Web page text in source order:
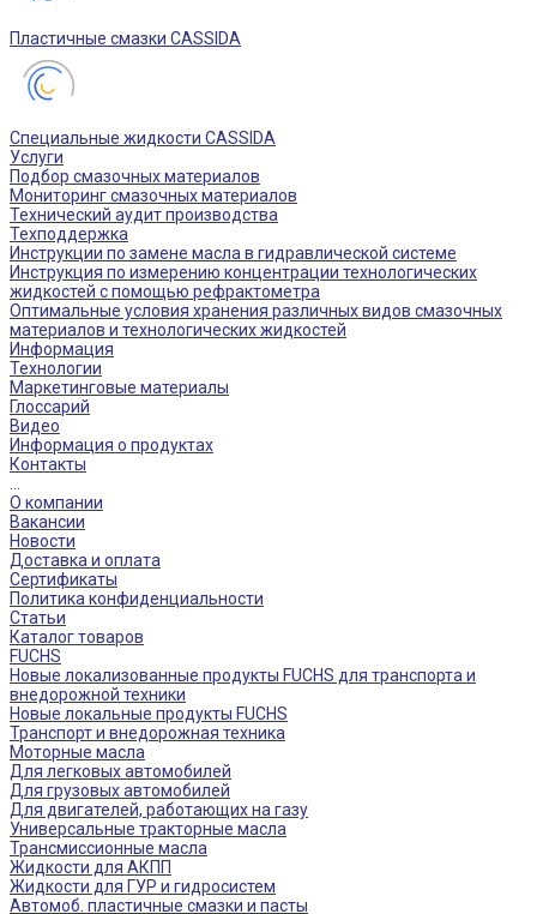
Пластичные смазки CASSIDA
Специальные жидкости CASSIDA
Услуги
Подбор смазочных материалов
Мониторинг смазочных материалов
Технический аудит производства
Техподдержка
Инструкции по замене масла в гидравлической системе
Инструкция по измерению концентрации технологических
жидкостей с помощью рефрактометра
Оптимальные условия хранения различных видов смазочных
материалов и технологических жидкостей
Информация
Технологии
Маркетинговые материалы
Глоссарий
Видео
Информация о продуктах
Контакты
О компании
Вакансии
Новости
Доставка и оплата
Сертификаты
Политика конфиденциальности
Статьи
Каталог товаров
FUCHS
Новые локализованные продукты FUCHS для транспорта и
внедорожной техники
Новые локальные продукты FUCHS
Транспорт и внедорожная техника
Моторные масла
Для легковых автомобилей
Для грузовых автомобилей
Для двигателей, работающих на газу
Универсальные тракторные масла
Трансмиссионные масла
Жидкости для АКПП
Жидкости для ГУР и гидросистем
Автомоб. пластичные смазки и пасты